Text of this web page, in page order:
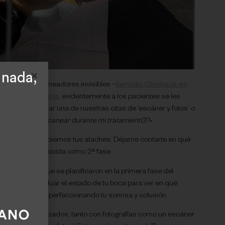
con alineadores invisibles –
, evidentemente a los pacientes se les
de dar una de nuestras citas de ‘escáner y fotos’ o
vuelven a escanear durante mi tratamient0?»
que cambiemos tus ataches. Déjame contarte en qué
también conocida como 2ª fase.
alineadores que se planificaron en la primera fase del
de revaluar el estado de tu boca para ver en qué
mejorando y perfeccionando tu sonrisa y oclusión.
actualizados, tanto con fotografías como un escáner